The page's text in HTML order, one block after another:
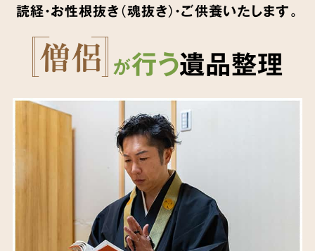
が行う遺品整理
読経・お性根抜き（魂抜き）・ご供養いたします。